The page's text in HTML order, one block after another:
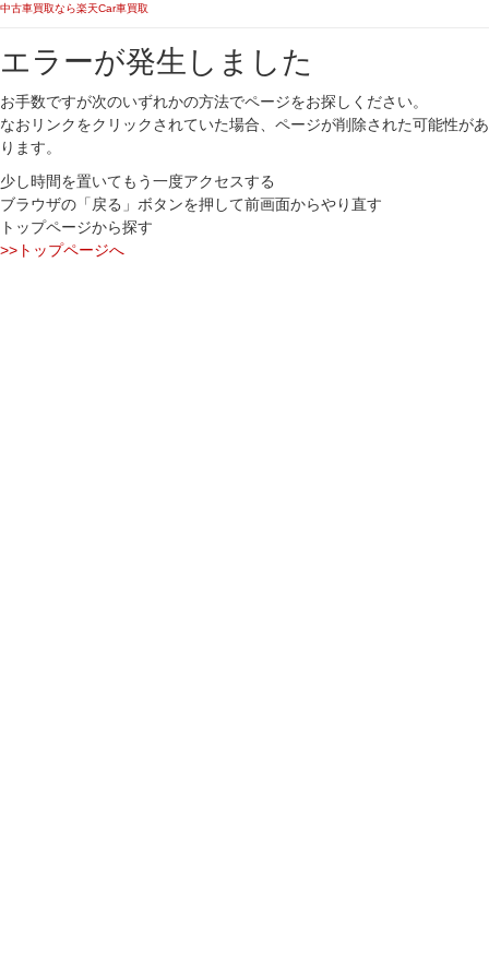
中古車買取なら楽天Car車買取
エラーが発生しました
お手数ですが次のいずれかの方法でページをお探しください。
なおリンクをクリックされていた場合、ページが削除された可能性があ
ります。
少し時間を置いてもう一度アクセスする
ブラウザの「戻る」ボタンを押して前画面からやり直す
トップページから探す
>>トップページへ